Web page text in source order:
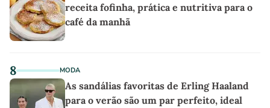
receita fofinha, prática e nutritiva para o
café da manhã
8 MODA
As sandálias favoritas de Erling Haaland
para o verão são um par perfeito, ideal